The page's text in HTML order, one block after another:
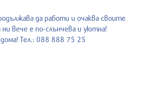
да работи и очаква своите
вече е по-слънчева и уютна!
Тел.: 088 888 75 25